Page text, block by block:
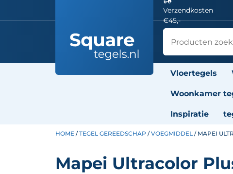
Verzendkosten
€45,-
Vloertegels
Woonkamer
Inspiratie
HOME /TEGEL GEREEDSCHAP /VOEGMIDDEL / MAPEI
Mapei Ultracolor